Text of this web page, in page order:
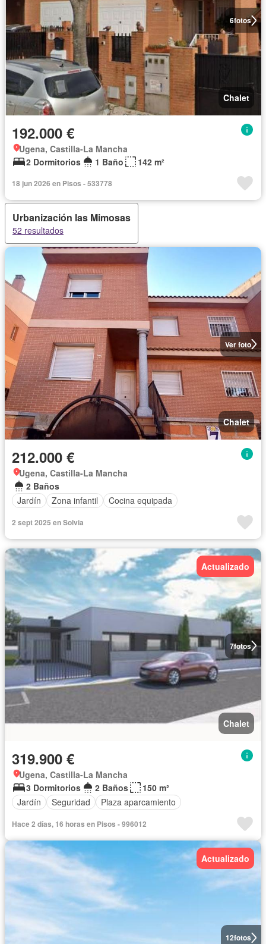
6fotos
Chalet
192.000 €
Ugena, Castilla-La Mancha
2 Dormitorios
1 Baño 142 m²
18 jun 2026 en Pisos - 533778
Urbanización las Mimosas
52 resultados
Ver foto
Chalet
212.000 €
Ugena, Castilla-La Mancha
2 Baños
Jardín
Zona infantil Cocina equipada
2 sept 2025 en Solvia
7fotos
Actualizado
Chalet
319.900 €
Ugena, Castilla-La Mancha
3 Dormitorios
2 Baños
150 m²
Jardín
Seguridad Plaza aparcamiento
Hace 2 días, 16 horas en Pisos - 996012
12fotos
Actualizado